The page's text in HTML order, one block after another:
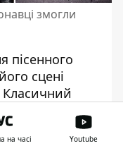
змогли
пісенного
сцені
Класичний
панк,
музичні
мали
на часі Youtube